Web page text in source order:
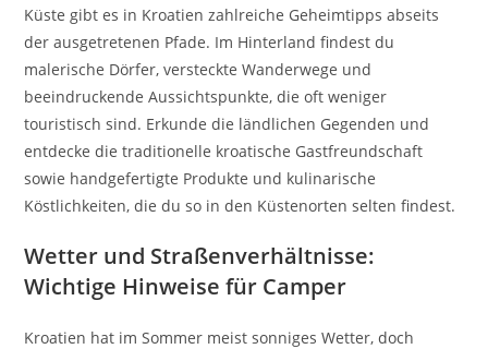
Küste gibt es in Kroatien zahlreiche Geheimtipps abseits
der ausgetretenen Pfade. Im Hinterland findest du
malerische Dörfer, versteckte Wanderwege und
beeindruckende Aussichtspunkte, die oft weniger
touristisch sind. Erkunde die ländlichen Gegenden und
entdecke die traditionelle kroatische Gastfreundschaft
sowie handgefertigte Produkte und kulinarische
Köstlichkeiten, die du so in den Küstenorten selten findest.
Wetter und Straßenverhältnisse:
Wichtige Hinweise für Camper
Kroatien hat im Sommer meist sonniges Wetter, doch